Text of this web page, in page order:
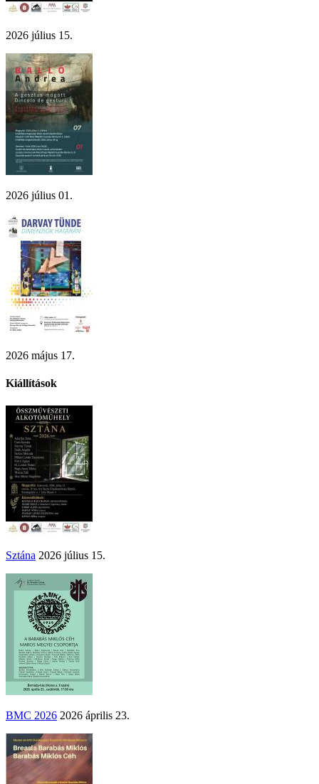
2026 július 15.
2026 július 01.
2026 május 17.
Kiállítások
Sztána 2026 július 15.
BMC 2026 2026 április 23.